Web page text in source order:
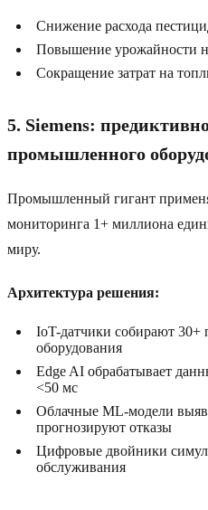
Снижение расхода
Повышение урожайности
Сокращение затрат на
5. Siemens:
промышленного
Промышленный гигант
мониторинга 1+ миллиона
миру.
Архитектура решения:
IoT-датчики собирают 30+
оборудования
Edge AI обрабатывает
<50 мс
Облачные ML-модели
прогнозируют отказы
Цифровые двойники
обслуживания